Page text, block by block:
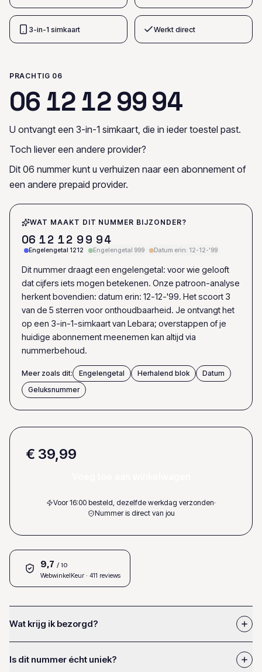
3-in-1 simkaart Werkt direct
PRACHTIG 06
06 12129994
U ontvangt een 3-in-1 simkaart, die in ieder toestel past.
Toch liever een andere provider?
Dit 06 nummer kunt u verhuizen naar een abonnement of
een andere prepaid provider.
WAT MAAKT DIT NUMMER BIJZONDER?
06 12 12 9 9 94
Engelengetal 1212 Engelengetal 999 Datum erin: 12-12-'99
Dit nummer draagt een engelengetal: voor wie gelooft
dat cijfers iets mogen betekenen. Onze patroon-analyse
herkent bovendien: datum erin: 12-12-'99. Het scoort 3
van de 5 sterren voor onthoudbaarheid. Je ontvangt het
op een 3-in-1-simkaart van Lebara; overstappen of je
huidige abonnement meenemen kan altijd via
nummerbehoud.
Meer zoals dit: Engelengetal Herhalend blok
Datum
Geluksnummer
€ 39,99
Voor 16:00 besteld, dezelfde werkdag verzonden·
Nummer is direct van jou
9,7 / 10
WebwinkelKeur · 411 reviews
Wat krijg ik bezorgd?
Is dit nummer écht uniek?